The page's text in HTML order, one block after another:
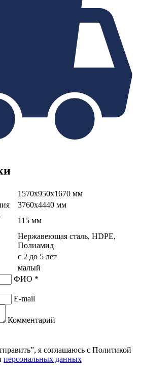
1570х950х1670 мм
3760х4440 мм
115 мм
Нержавеющая сталь, HDPE,
Полиамид
с 2 до 5 лет
малый
ФИО *
E-mail
Комментарий
я соглашаюсь с Политикой
персональных данных